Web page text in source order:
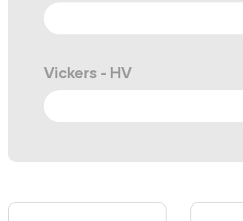
Vickers - HV